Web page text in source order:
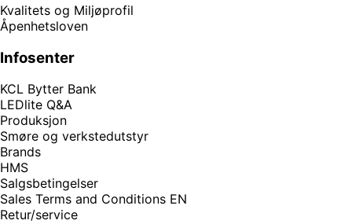
Kvalitets og Miljøprofil
Åpenhetsloven
Infosenter
KCL Bytter Bank
LEDlite Q&A
Produksjon
Smøre og verkstedutstyr
Brands
HMS
Salgsbetingelser
Sales Terms and Conditions EN
Retur/service